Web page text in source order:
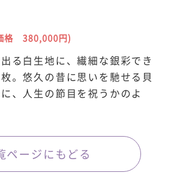
格 380,000円)
る白生地に、繊細な銀彩でき
。悠久の昔に思いを馳せる貝
、人生の節目を祝うかのよ
ページにもどる